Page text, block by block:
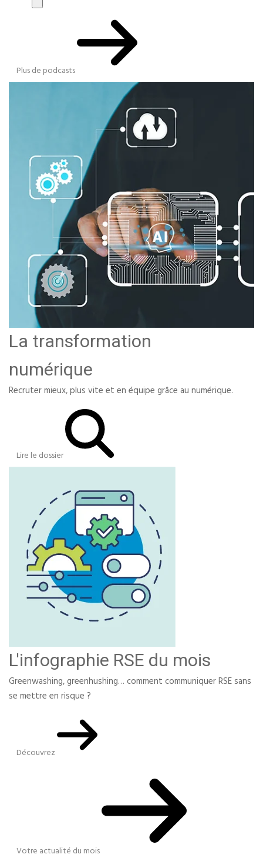
Plus de podcasts
La transformation
numérique
Recruter mieux, plus vite et en équipe grâce au numérique.
Lire le dossier
L'infographie RSE du mois
Greenwashing, greenhushing… comment communiquer RSE sans
se mettre en risque ?
Découvrez
Votre actualité du mois